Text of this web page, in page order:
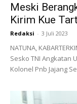
Meski
Kirim Kue
Redaksi - 3 Juli 2023
NATUNA,
Sesko TNI Angkatan
Kolonel Pnb Jajang